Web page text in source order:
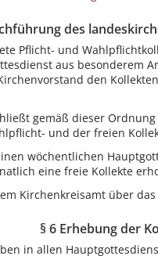
des
Pflicht- und
aus besonderem
den
gemäß dieser
und der freien
wöchentlichen
eine freie Kollekte
Kirchenkreisamt über
§ 6 Erhebung der
in allen